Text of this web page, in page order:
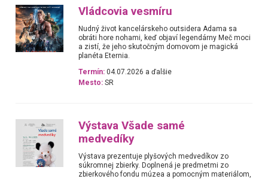
Vládcovia vesmíru
Nudný život kancelárskeho outsidera Adama sa
obráti hore nohami, keď objaví legendárny Meč moci
a zistí, že jeho skutočným domovom je magická
planéta Eternia.
Termín: 04.07.2026 a ďalšie
Mesto: SR
Výstava Všade samé
medvedíky
Výstava prezentuje plyšových medvedíkov zo
súkromnej zbierky. Doplnená je predmetmi zo
zbierkového fondu múzea a pomocným materiálom,